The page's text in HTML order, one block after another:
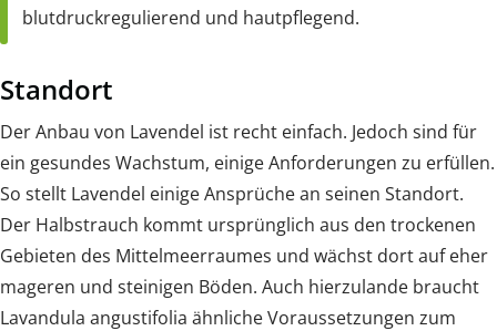
blutdruckregulierend und hautpflegend.
Standort
Der Anbau von Lavendel ist recht einfach. Jedoch sind für
ein gesundes Wachstum, einige Anforderungen zu erfüllen.
So stellt Lavendel einige Ansprüche an seinen Standort.
Der Halbstrauch kommt ursprünglich aus den trockenen
Gebieten des Mittelmeerraumes und wächst dort auf eher
mageren und steinigen Böden. Auch hierzulande braucht
Lavandula angustifolia ähnliche Voraussetzungen zum